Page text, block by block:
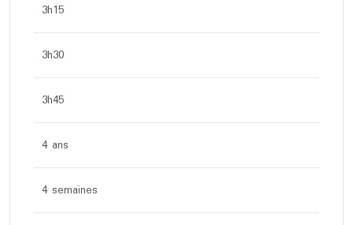
3h15
3h30
3h45
4 ans
4 semaines